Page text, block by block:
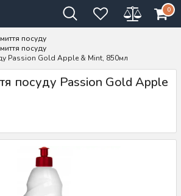
0
посуду
посуду
Passion Gold Apple & Mint, 850мл
посуду Passion Gold Apple